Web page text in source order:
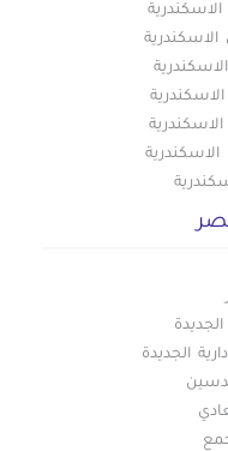
الاسكندرية
الجديدة